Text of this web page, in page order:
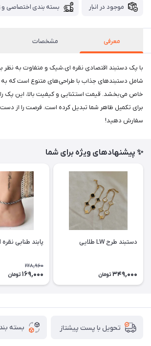
موجود در انبار بسته بندی اختصاصی و
معرفی مشخصات
با پک دستبند اقتصادی نقره ای،شیک و متفاوت به نظر
شامل دستبندهای جذاب با طراحی‌های متنوع است که به
خاص می‌بخشد. قیمت استثنایی و کیفیت بالا، این پک را
برای تکمیل ظاهر شما تبدیل کرده است. فرصت را از
سفارش دهید!
✨ پیشنهادهای ویژه برای شما
دستبند طرح LW طلایی
349,000 تومان
پابند طنابی نقره
228,960
169,000 تومان
تحویل با پست پیشتاز بسته